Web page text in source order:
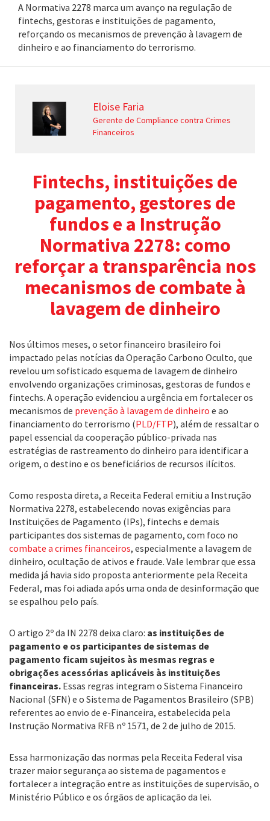
A Normativa 2278 marca um avanço na regulação de
fintechs, gestoras e instituições de pagamento,
reforçando os mecanismos de prevenção à lavagem de
dinheiro e ao financiamento do terrorismo.
Eloise Faria
Gerente de Compliance contra Crimes
Financeiros
Fintechs, instituições de
pagamento, gestores de
fundos e a Instrução
Normativa 2278: como
reforçar a transparência nos
mecanismos de combate à
lavagem de dinheiro
Nos últimos meses, o setor financeiro brasileiro foi
impactado pelas notícias da Operação Carbono Oculto, que
revelou um sofisticado esquema de lavagem de dinheiro
envolvendo organizações criminosas, gestoras de fundos e
fintechs. A operação evidenciou a urgência em fortalecer os
mecanismos de prevenção à lavagem de dinheiro e ao
financiamento do terrorismo (PLD/FTP), além de ressaltar o
papel essencial da cooperação público-privada nas
estratégias de rastreamento do dinheiro para identificar a
origem, o destino e os beneficiários de recursos ilícitos.
Como resposta direta, a Receita Federal emitiu a Instrução
Normativa 2278, estabelecendo novas exigências para
Instituições de Pagamento (IPs), fintechs e demais
participantes dos sistemas de pagamento, com foco no
combate a crimes financeiros, especialmente a lavagem de
dinheiro, ocultação de ativos e fraude. Vale lembrar que essa
medida já havia sido proposta anteriormente pela Receita
Federal, mas foi adiada após uma onda de desinformação que
se espalhou pelo país.
O artigo 2º da IN 2278 deixa claro: as instituições de
pagamento e os participantes de sistemas de
pagamento ficam sujeitos às mesmas regras e
obrigações acessórias aplicáveis às instituições
financeiras. Essas regras integram o Sistema Financeiro
Nacional (SFN) e o Sistema de Pagamentos Brasileiro (SPB)
referentes ao envio de e-Financeira, estabelecida pela
Instrução Normativa RFB nº 1571, de 2 de julho de 2015.
Essa harmonização das normas pela Receita Federal visa
trazer maior segurança ao sistema de pagamentos e
fortalecer a integração entre as instituições de supervisão, o
Ministério Público e os órgãos de aplicação da lei.